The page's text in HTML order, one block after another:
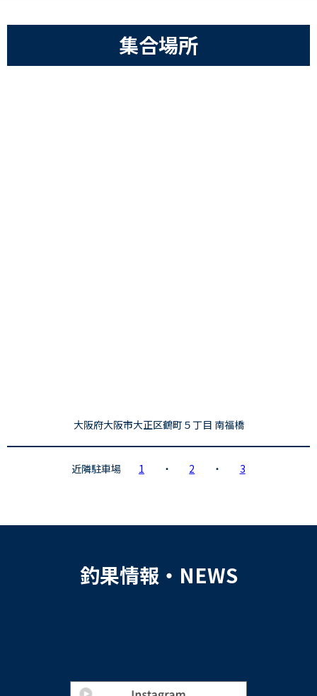
集合場所
大阪府大阪市大正区鶴町５丁目 南福橋
近隣駐車場 1 ・ 2 ・ 3
釣果情報・NEWS